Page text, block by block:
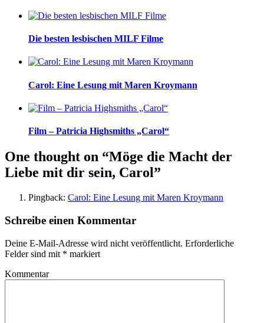
Die besten lesbischen MILF Filme
Carol: Eine Lesung mit Maren Kroymann
Film – Patricia Highsmiths „Carol“
One thought on “Möge die Macht der
Liebe mit dir sein, Carol”
Pingback: Carol: Eine Lesung mit Maren Kroymann
Schreibe einen Kommentar
Deine E-Mail-Adresse wird nicht veröffentlicht. Erforderliche
Felder sind mit * markiert
Kommentar